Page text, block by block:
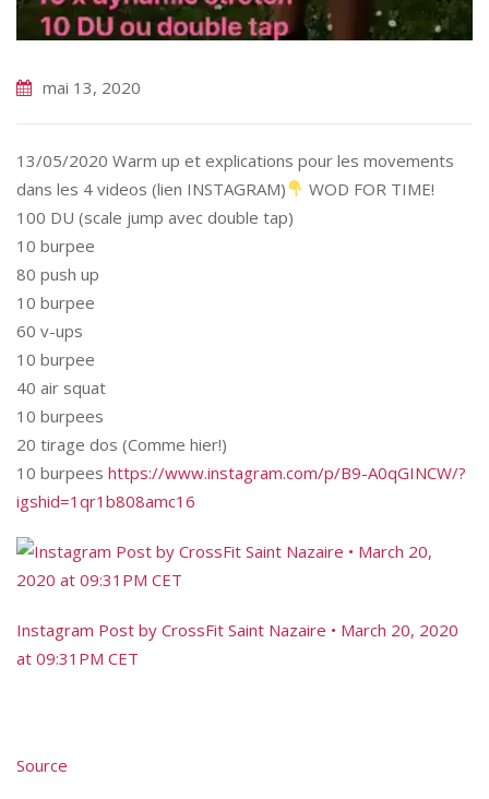
mai 13, 2020
13/05/2020 Warm up et explications pour les movements
dans les 4 videos (lien INSTAGRAM)
WOD FOR TIME!
100 DU (scale jump avec double tap)
10 burpee
80 push up
10 burpee
60 v-ups
10 burpee
40 air squat
10 burpees
20 tirage dos (Comme hier!)
10 burpees https://www.instagram.com/p/B9-A0qGINCW/?
igshid=1qr1b808amc16
Instagram Post by CrossFit Saint Nazaire • March 20, 2020
at 09:31PM CET
Source